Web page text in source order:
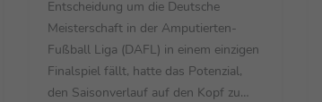
Entscheidung um die Deutsche
Meisterschaft in der Amputierten-
Fußball Liga (DAFL) in einem einzigen
Finalspiel fällt, hatte das Potenzial,
den Saisonverlauf auf den Kopf zu